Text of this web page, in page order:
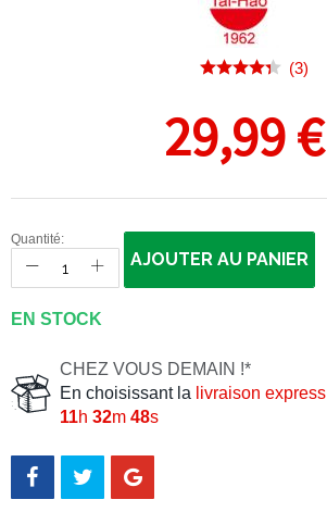
(3)
29,99 €
Quantité:
AJOUTER AU PANIER
EN STOCK
CHEZ VOUS DEMAIN !*
En choisissant la livraison
11h 32m 48s